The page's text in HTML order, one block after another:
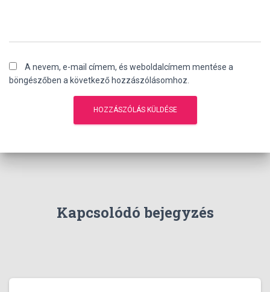
A nevem, e-mail címem, és weboldalcímem mentése a
böngészőben a következő hozzászólásomhoz.
Kapcsolódó bejegyzés